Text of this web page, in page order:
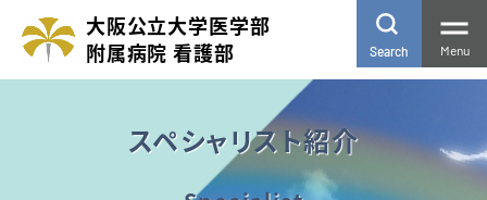
大阪公立大学医学部
附属病院 看護部
Search Menu
スペシャリスト紹介